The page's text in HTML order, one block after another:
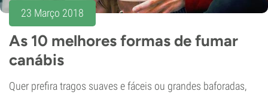
23 Março 2018
As 10 melhores formas de fumar
canábis
Quer prefira tragos suaves e fáceis ou grandes baforadas,